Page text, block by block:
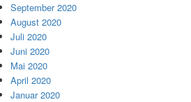
September 2020
August 2020
Juli 2020
Juni 2020
Mai 2020
April 2020
Januar 2020